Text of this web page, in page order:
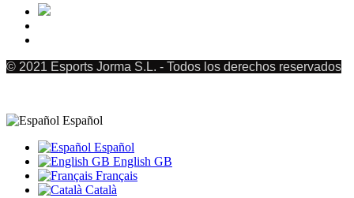
© 2021 Esports Jorma S.L. - Todos los derechos reservados
Español
Español
English GB
Français
Català